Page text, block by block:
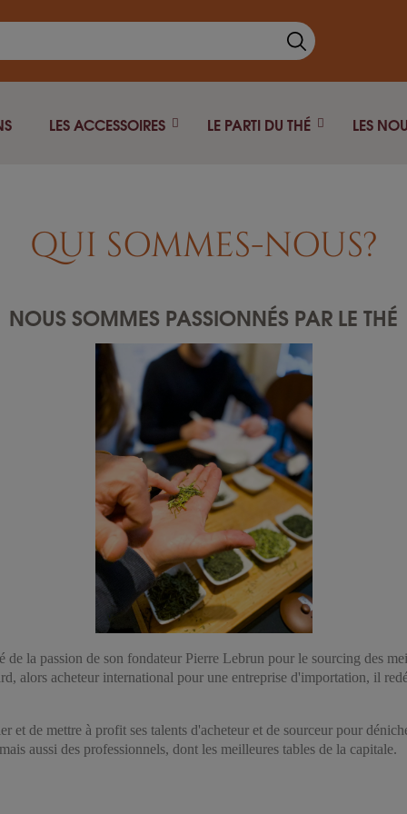
Thé vert
Thé blanc
Oolong
Infusion
Thé fumé
Thé Parfumé
LES ACCESSOIRES
Théière isotherme
Théière Japonaise
LE PARTI DU THÉ LES
QUI SOMMES-NOUS?
NOUS SOMMES PASSIONNÉS PAR LE THÉ
la passion de son fondateur Pierre Lebrun pour le sourcing des
alors acheteur international pour une entreprise d'importation, il
et de mettre à profit ses talents d'acheteur et de sourceur pour
aussi des professionnels, dont les meilleures tables de la capitale.